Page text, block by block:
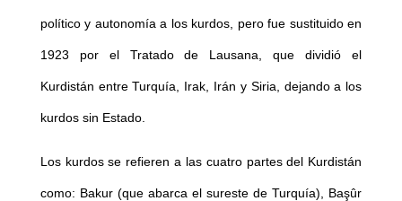
político y autonomía a los kurdos, pero fue sustituido en
1923 por el Tratado de Lausana, que dividió el
Kurdistán entre Turquía, Irak, Irán y Siria, dejando a los
kurdos sin Estado.
Los kurdos se refieren a las cuatro partes del Kurdistán
como: Bakur (que abarca el sureste de Turquía), Başûr